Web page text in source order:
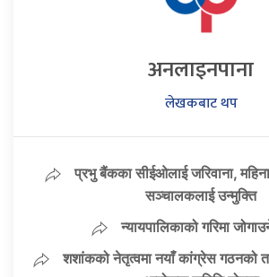
अनलाइनपाना
लेखकबाट थप
प्रभु बैंकका सीईओलाई जरिवाना,
सञ्चालकलाई उन्मुक्ति
न्यायपालिकाको गरिमा
शशांकको नेतृत्वमा नयाँ कांग्रेस गठनको